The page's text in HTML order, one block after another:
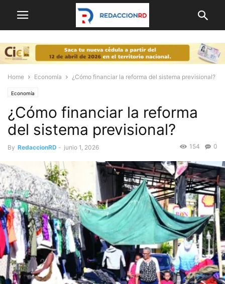
Home Economía ¿Cómo financiar la reforma del sistema previsional?
Economía
¿Cómo financiar la reforma
del sistema previsional?
By RedaccionRD - junio 1, 2026 0
154